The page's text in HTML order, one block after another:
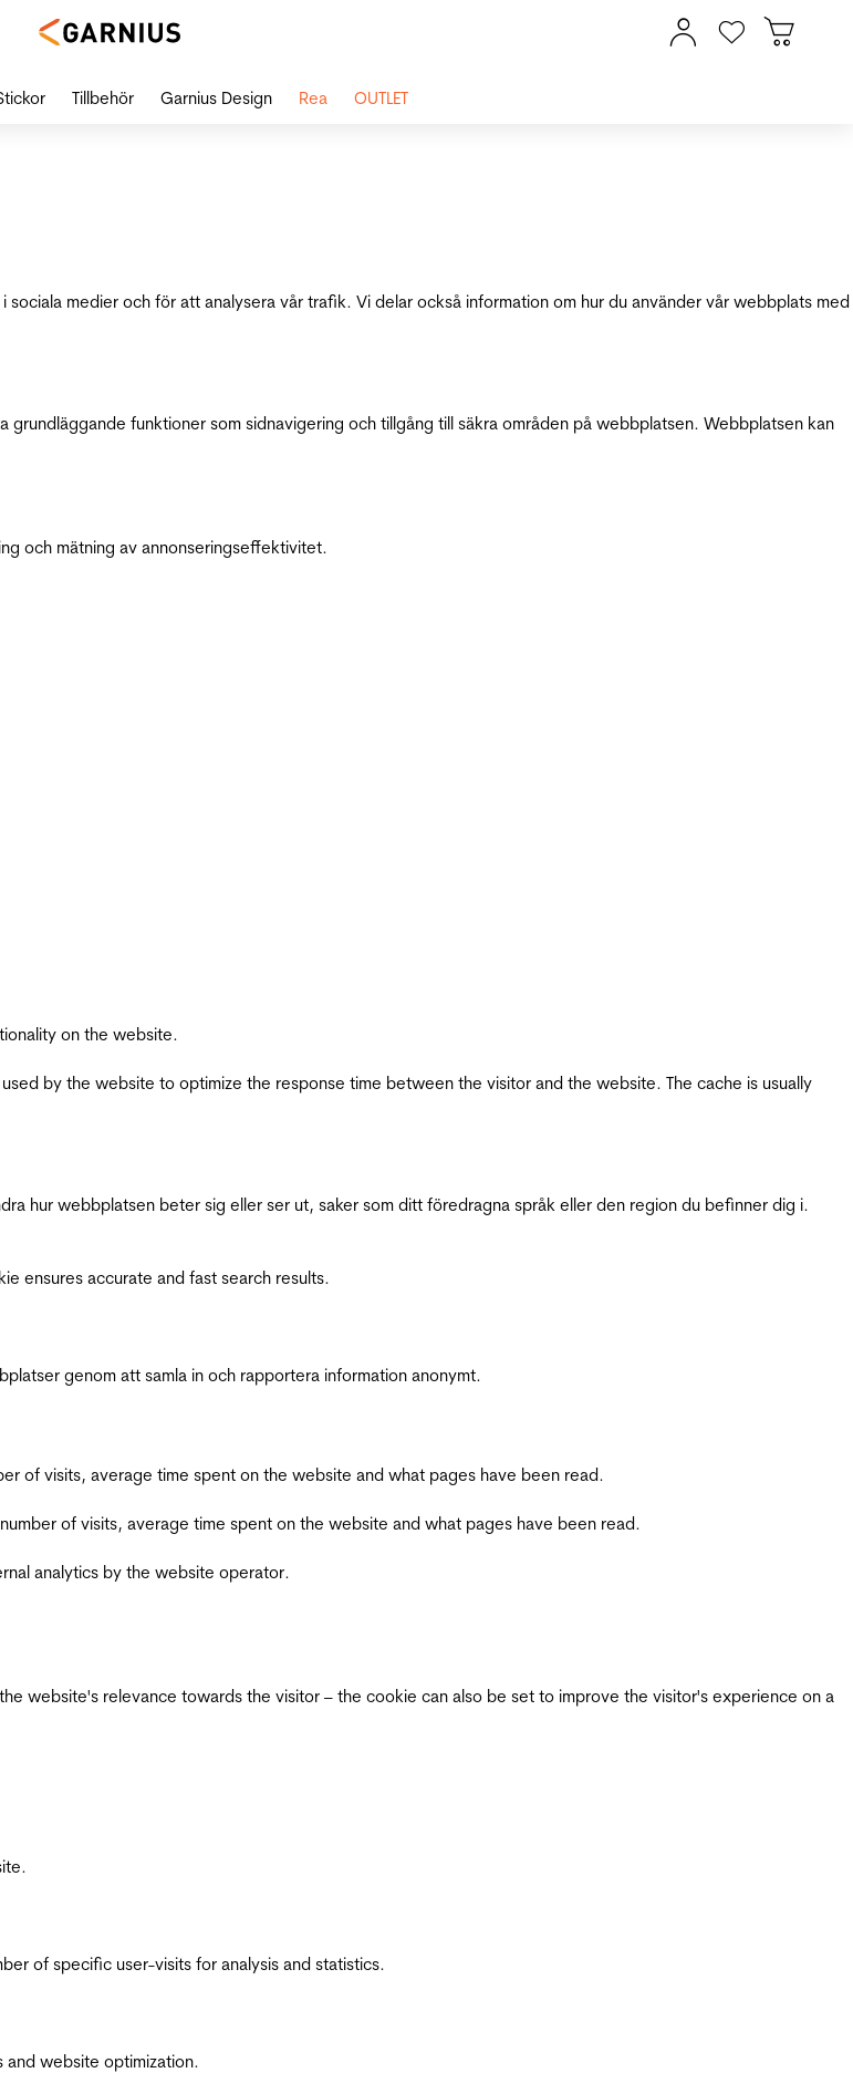
medier och för att analysera vår trafik. Vi delar också information om hur du använder vår webbplats med
funktioner som sidnavigering och tillgång till säkra områden på webbplatsen. Webbplatsen kan
och mätning av annonseringseffektivitet.
on the website.
by the website to optimize the response time between the visitor and the website. The cache is usually
hur webbplatsen beter sig eller ser ut, saker som ditt föredragna språk eller den region du befinner dig i.
ensures accurate and fast search results.
genom att samla in och rapportera information anonymt.
of visits, average time spent on the website and what pages have been read.
of visits, average time spent on the website and what pages have been read.
analytics by the website operator.
website's relevance towards the visitor – the cookie can also be set to improve the visitor's experience on a
of specific user-visits for analysis and statistics.
and website optimization.
Tillbehör Garnius Design Rea OUTLET